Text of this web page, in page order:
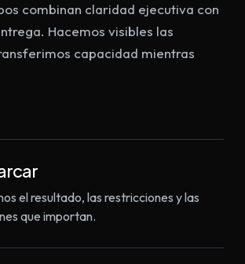
combinan claridad ejecutiva con
Hacemos visibles las
capacidad mientras
el resultado, las restricciones y las
que importan.